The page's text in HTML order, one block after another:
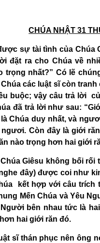
CHÚA NHẬT 31
sự tài tình của Chúa
đặt ra cho Chúa về
trọng nhất?” Có lẽ
các luật sĩ còn
buộc; vậy câu trả lời
đã trả lời như sau:
Chúa duy nhất, và
Còn đây là giới
nào trọng hơn hai giới
Giêsu không bối rối
đây) được coi như
kết hợp với câu trích
Mến Chúa và Yêu
bên nhau tức là
hai giới răn đó.
sĩ thán phục nên ông